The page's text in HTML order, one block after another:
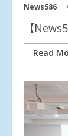
News586
【
Read